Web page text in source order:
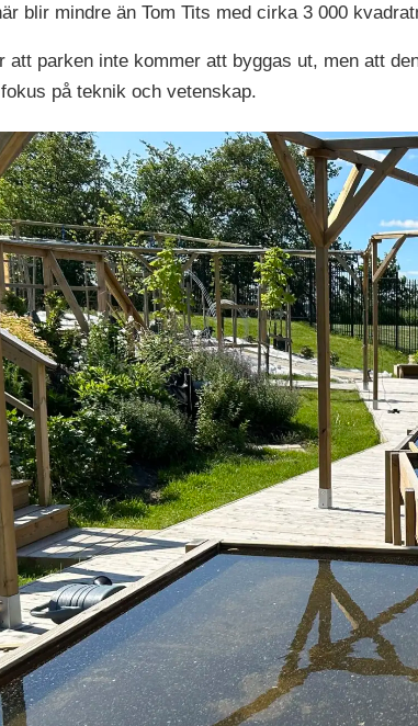
blir mindre än Tom Tits med cirka 3 000
att parken inte kommer att byggas ut, men att
på teknik och vetenskap.